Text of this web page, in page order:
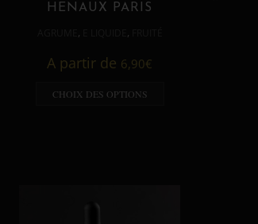
HENAUX PARIS
, ,
A partir de 6,90€
CHOIX DES OPTIONS